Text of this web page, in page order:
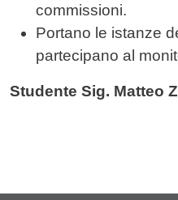
commissioni.
Portano le istanze
partecipano al
Studente Sig. Matteo